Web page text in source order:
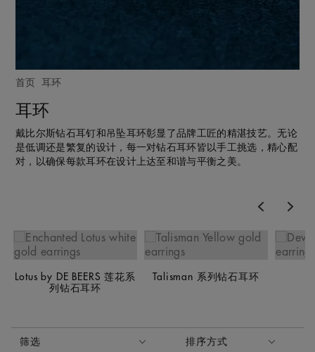
首页 耳环
耳环
戴比尔斯钻石耳钉和吊坠耳环彰显了品牌工匠的精湛技艺。无论
是低调还是繁复的设计，每一对钻石耳环皆以手工挑选，精心配
对，以确保每款耳环在设计上达至和谐与平衡之美。
Lotus by DE BEERS 莲花系
列钻石耳环
Talisman 系列钻石耳环
激活这些部件将导致页面上的内容更新。
筛选 排序方式